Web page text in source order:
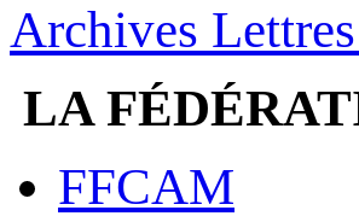
Archives
LA
FFCAM